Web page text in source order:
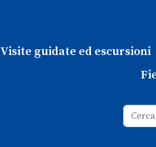
Visite guidate ed escursioni